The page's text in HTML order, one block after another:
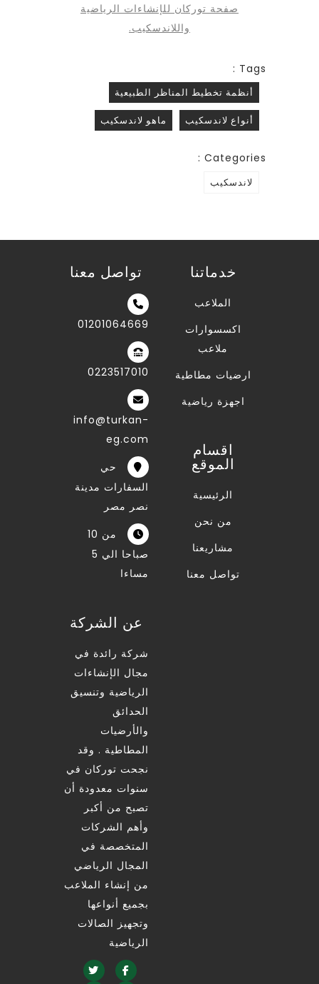
صفحة توركان للإنشاءات الرياضية
واللاندسكيب.
Tags :
أنظمة تخطيط المناظر الطبيعية
أنواع لاندسكيب ماهو لاندسكيب
Categories :
لاندسكيب
تواصل معنا
01201064669
0223517010
info@turkan-
eg.com
حي
السفارات مدينة
نصر مصر
من 10
صباحا الي 5
مساءا
خدماتنا
الملاعب
اكسسوارات
ملاعب
ارضيات مطاطية
اجهزة رياضية
اقسام
الموقع
الرئيسية
من نحن
مشاريعنا
تواصل معنا
عن الشركة
شركة رائدة في
مجال الإنشاءات
الرياضية وتنسيق
الحدائق
والأرضيات
المطاطية . وقد
نجحت توركان في
سنوات معدودة أن
تصبح من أكبر
وأهم الشركات
المتخصصة في
المجال الرياضي
من إنشاء الملاعب
بجميع أنواعها
وتجهيز الصالات
الرياضية